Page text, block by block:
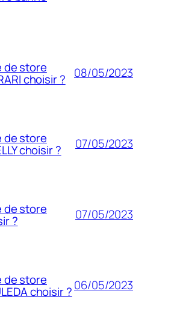
de store
choisir ? 08/05/2023
de store
choisir ? 07/05/2023
de store
? 07/05/2023
de store
choisir ?06/05/2023